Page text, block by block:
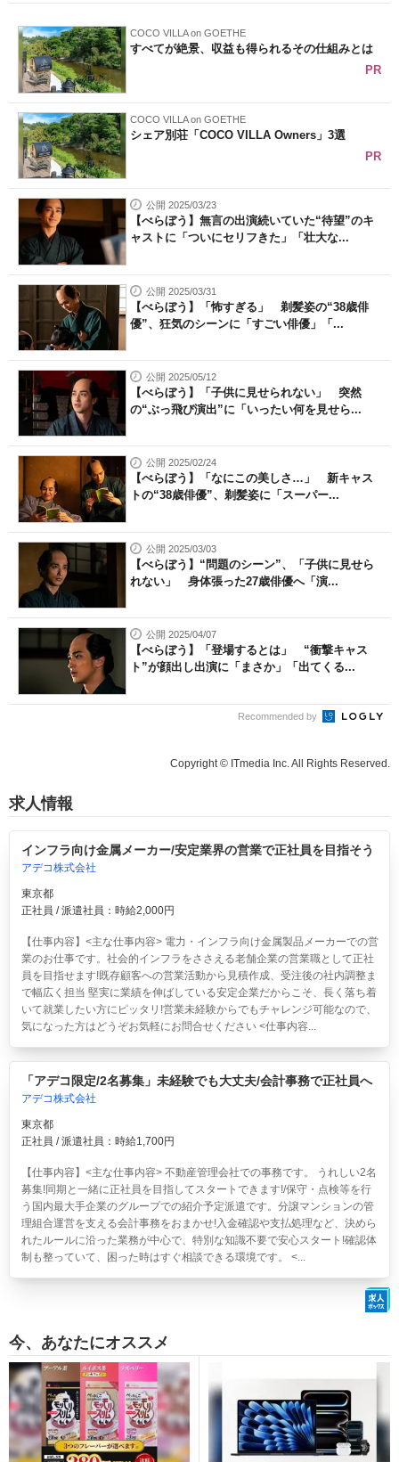
COCO VILLA on GOETHE
すべてが絶景、収益も得られるその仕組みとは
PR
COCO VILLA on GOETHE
シェア別荘「COCO VILLA Owners」3選
PR
公開 2025/03/23
【べらぼう】無言の出演続いていた“待望”のキ
ャストに「ついにセリフきた」「壮大な...
公開 2025/03/31
【べらぼう】「怖すぎる」 剃髪姿の“38歳俳
優”、狂気のシーンに「すごい俳優」「...
公開 2025/05/12
【べらぼう】「子供に見せられない」 突然
の“ぶっ飛び演出”に「いったい何を見せら...
公開 2025/02/24
【べらぼう】「なにこの美しさ…」 新キャス
トの“38歳俳優”、剃髪姿に「スーパー...
公開 2025/03/03
【べらぼう】“問題のシーン”、「子供に見せら
れない」 身体張った27歳俳優へ「演...
公開 2025/04/07
【べらぼう】「登場するとは」 “衝撃キャス
ト”が顔出し出演に「まさか」「出てくる...
Recommended by
Copyright © ITmedia Inc. All Rights Reserved.
求人情報
インフラ向け金属メーカー/安定業界の営業で正社員を目指そう
アデコ株式会社
東京都
正社員 / 派遣社員：時給2,000円
【仕事内容】<主な仕事内容> 電力・インフラ向け金属製品メーカーでの営
業のお仕事です。社会的インフラをささえる老舗企業の営業職として正社
員を目指せます!既存顧客への営業活動から見積作成、受注後の社内調整ま
で幅広く担当 堅実に業績を伸ばしている安定企業だからこそ、長く落ち着
いて就業したい方にピッタリ!営業未経験からでもチャレンジ可能なので、
気になった方はどうぞお気軽にお問合せください <仕事内容...
「アデコ限定/2名募集」未経験でも大丈夫/会計事務で正社員へ
アデコ株式会社
東京都
正社員 / 派遣社員：時給1,700円
【仕事内容】<主な仕事内容> 不動産管理会社での事務です。 うれしい2名
募集!同期と一緒に正社員を目指してスタートできます!/保守・点検等を行
う国内最大手企業のグループでの紹介予定派遣です。分譲マンションの管
理組合運営を支える会計事務をおまかせ!入金確認や支払処理など、決めら
れたルールに沿った業務が中心で、特別な知識不要で安心スタート!確認体
制も整っていて、困った時はすぐ相談できる環境です。 <...
今、あなたにオススメ